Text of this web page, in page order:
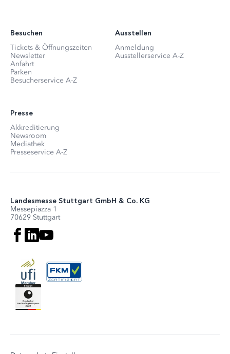
Besuchen
Tickets & Öffnungszeiten
Newsletter
Anfahrt
Parken
Besucherservice A-Z
Ausstellen
Anmeldung
Ausstellerservice A-Z
Presse
Akkreditierung
Newsroom
Mediathek
Presseservice A-Z
Landesmesse Stuttgart GmbH & Co. KG
Messepiazza 1
70629 Stuttgart